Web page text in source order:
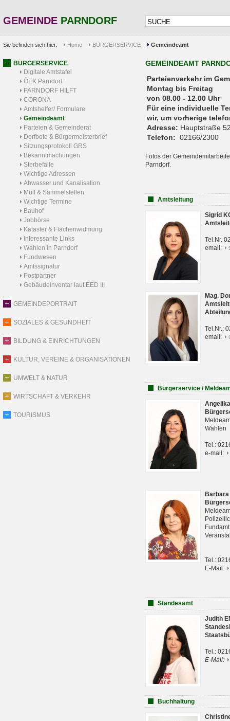
GEMEINDE PARNDORF
Sie befinden sich hier: Home BÜRGERSERVICE Gemeindeamt
BÜRGERSERVICE
Digitale Amtstafel
ÖEK Parndorf
PARNDORF HILFT
CORONA
Amtshelfer/ Formulare
Gemeindeamt
Parteien & Gemeinderat
Dorfbote & Bürgermeisterbrief
Sitzungsprotokoll GRS
Bekanntmachungen
Sterbefälle
Wichtige Adressen
Abwasser und Kanalisation
Müll & Sammelstellen
Wichtige Termine
Bauhof
Jobbörse
Kataster & Flächenwidmung
Interessante Links
Wahlen in Parndorf
Fundwesen
Amtssignatur
Postpartner
Gebäudeinventar laut EED III
GEMEINDEPORTRAIT
SOZIALES & GESUNDHEIT
BILDUNG & EINRICHTUNGEN
KULTUR, VEREINE & ORGANISATIONEN
UMWELT & NATUR
WIRTSCHAFT & VERKEHR
TOURISMUS
GEMEINDEAMT
Parteienverkehr
Montag bis Freitag
von 08.00 - 12.00 Uhr
Für eine individuelle
wir, um vorherige
Adresse: Hauptstraße
Telefon: 02166/2300
Fotos der
Parndorf.
Amtsleitung
Sigrid
Tel.Nr.
email:
Mag.
Tel.Nr.:
email:
Bürgerservice /
Wahlen
Tel.:
e-mail:
Tel.:
E-Mail:
Standesamt
Judith
Tel.:
E-Mail:
Buchhaltung